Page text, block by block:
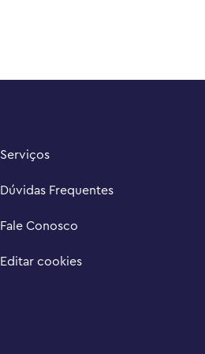
Serviços
Dúvidas Frequentes
Fale Conosco
Editar cookies